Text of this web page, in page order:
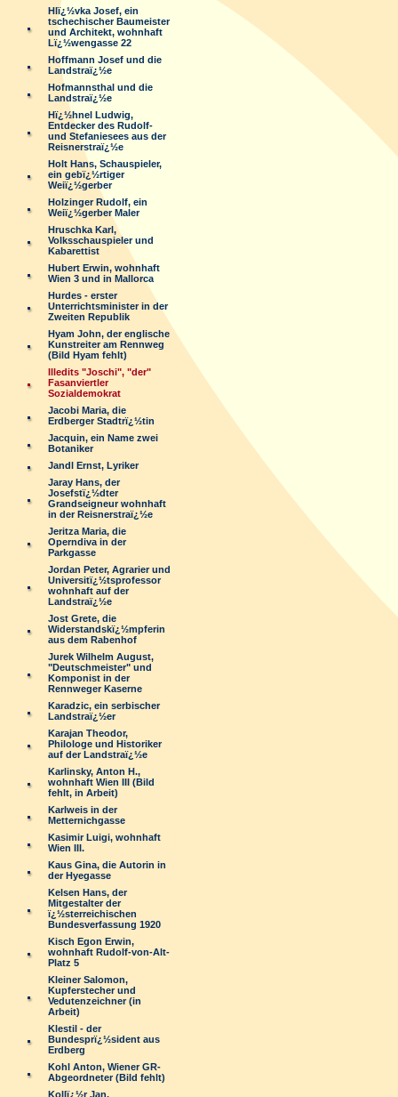
Hlï¿½vka Josef, ein
tschechischer Baumeister
und Architekt, wohnhaft
Lï¿½wengasse 22
Hoffmann Josef und die
Landstraï¿½e
Hofmannsthal und die
Landstraï¿½e
Hï¿½hnel Ludwig,
Entdecker des Rudolf-
und Stefaniesees aus der
Reisnerstraï¿½e
Holt Hans, Schauspieler,
ein gebï¿½rtiger
Weiï¿½gerber
Holzinger Rudolf, ein
Weiï¿½gerber Maler
Hruschka Karl,
Volksschauspieler und
Kabarettist
Hubert Erwin, wohnhaft
Wien 3 und in Mallorca
Hurdes - erster
Unterrichtsminister in der
Zweiten Republik
Hyam John, der englische
Kunstreiter am Rennweg
(Bild Hyam fehlt)
Illedits "Joschi", "der"
Fasanviertler
Sozialdemokrat
Jacobi Maria, die
Erdberger Stadtrï¿½tin
Jacquin, ein Name zwei
Botaniker
Jandl Ernst, Lyriker
Jaray Hans, der
Josefstï¿½dter
Grandseigneur wohnhaft
in der Reisnerstraï¿½e
Jeritza Maria, die
Operndiva in der
Parkgasse
Jordan Peter, Agrarier und
Universitï¿½tsprofessor
wohnhaft auf der
Landstraï¿½e
Jost Grete, die
Widerstandskï¿½mpferin
aus dem Rabenhof
Jurek Wilhelm August,
"Deutschmeister" und
Komponist in der
Rennweger Kaserne
Karadzic, ein serbischer
Landstraï¿½er
Karajan Theodor,
Philologe und Historiker
auf der Landstraï¿½e
Karlinsky, Anton H.,
wohnhaft Wien III (Bild
fehlt, in Arbeit)
Karlweis in der
Metternichgasse
Kasimir Luigi, wohnhaft
Wien III.
Kaus Gina, die Autorin in
der Hyegasse
Kelsen Hans, der
Mitgestalter der
ï¿½sterreichischen
Bundesverfassung 1920
Kisch Egon Erwin,
wohnhaft Rudolf-von-Alt-
Platz 5
Kleiner Salomon,
Kupferstecher und
Vedutenzeichner (in
Arbeit)
Klestil - der
Bundesprï¿½sident aus
Erdberg
Kohl Anton, Wiener GR-
Abgeordneter (Bild fehlt)
Kollï¿½r Jan,